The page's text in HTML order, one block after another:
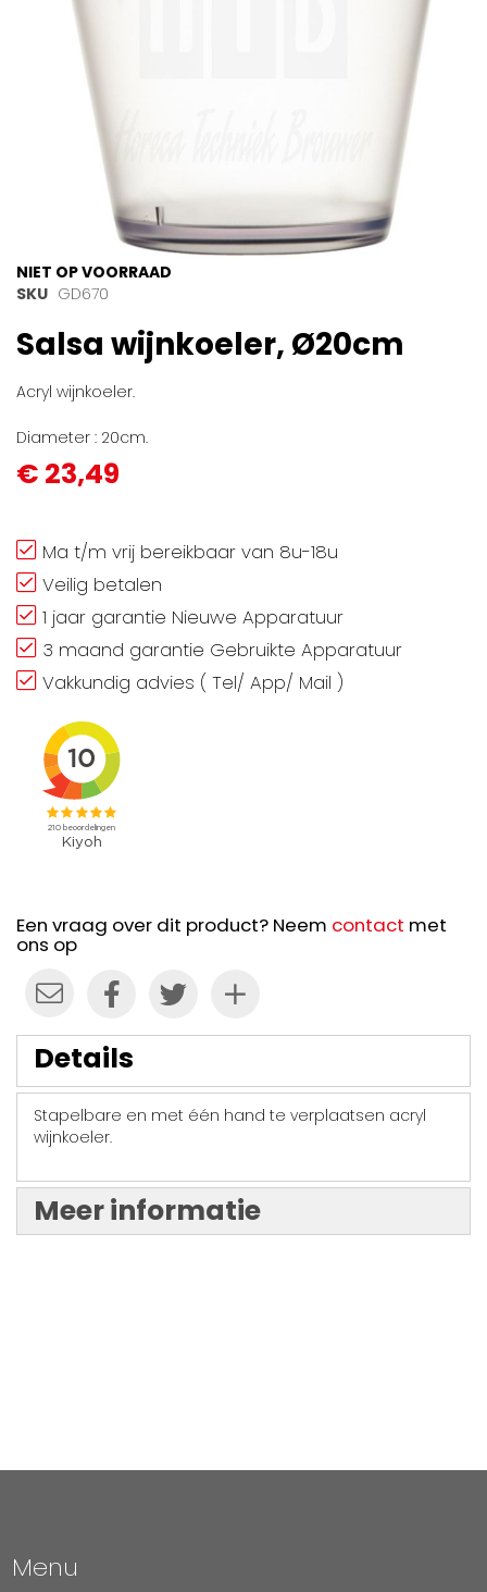
Ga
naar
begin
van
afbeeldingen-
NIET OP VOORRAAD
SKU GD670
Salsa wijnkoeler, Ø20cm
Acryl wijnkoeler.
Diameter : 20cm.
€ 23,49
Ma t/m vrij bereikbaar van 8u-18u
Veilig betalen
1 jaar garantie Nieuwe Apparatuur
3 maand garantie Gebruikte Apparatuur
Vakkundig advies ( Tel/ App/ Mail )
Een vraag over dit product? Neem contact met
ons op
Details
Stapelbare en met één hand te verplaatsen acryl
wijnkoeler.
Meer informatie
Menu